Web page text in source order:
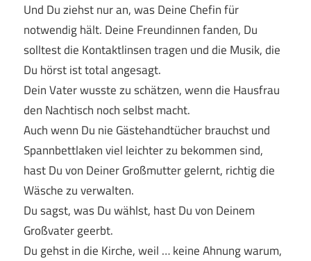
Und Du ziehst nur an, was Deine Chefin für
notwendig hält. Deine Freundinnen fanden, Du
solltest die Kontaktlinsen tragen und die Musik, die
Du hörst ist total angesagt.
Dein Vater wusste zu schätzen, wenn die Hausfrau
den Nachtisch noch selbst macht.
Auch wenn Du nie Gästehandtücher brauchst und
Spannbettlaken viel leichter zu bekommen sind,
hast Du von Deiner Großmutter gelernt, richtig die
Wäsche zu verwalten.
Du sagst, was Du wählst, hast Du von Deinem
Großvater geerbt.
Du gehst in die Kirche, weil … keine Ahnung warum,